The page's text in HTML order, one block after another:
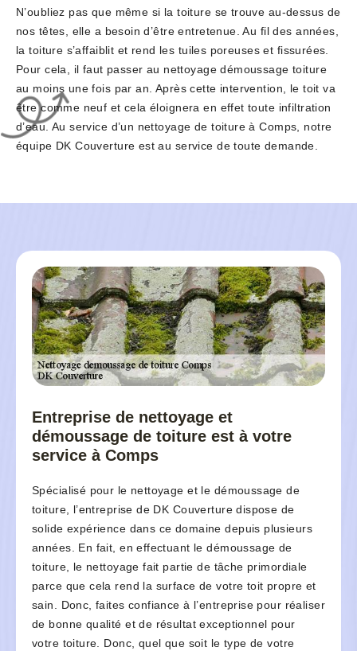
N’oubliez pas que même si la toiture se trouve au-dessus de
nos têtes, elle a besoin d’être entretenue. Au fil des années,
la toiture s’affaiblit et rend les tuiles poreuses et fissurées.
Pour cela, il faut passer au nettoyage démoussage toiture
au moins une fois par an. Après cette intervention, le toit va
être comme neuf et cela éloignera en effet toute infiltration
d’eau. Au service d’un nettoyage de toiture à Comps, notre
équipe DK Couverture est au service de toute demande.
Entreprise de nettoyage et
démoussage de toiture est à votre
service à Comps
Spécialisé pour le nettoyage et le démoussage de
toiture, l’entreprise de DK Couverture dispose de
solide expérience dans ce domaine depuis plusieurs
années. En fait, en effectuant le démoussage de
toiture, le nettoyage fait partie de tâche primordiale
parce que cela rend la surface de votre toit propre et
sain. Donc, faites confiance à l’entreprise pour réaliser
de bonne qualité et de résultat exceptionnel pour
votre toiture. Donc, quel que soit le type de votre